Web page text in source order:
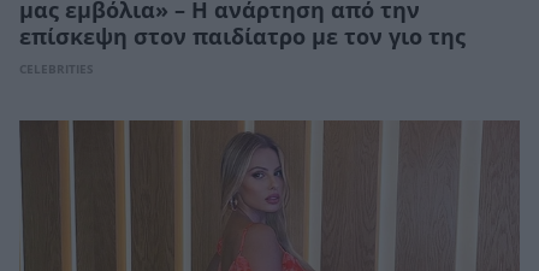
μας εμβόλια» – Η ανάρτηση από την
επίσκεψη στον παιδίατρο με τον γιο της
CELEBRITIES